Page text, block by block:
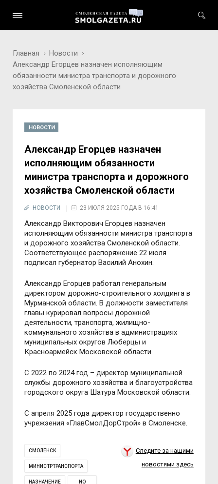
Главная
Новости
Александр Егорцев назначен исполняющим
обязанности министра транспорта и дорожного
хозяйства Смоленской области
НОВОСТИ
Александр Егорцев назначен
исполняющим обязанности
министра транспорта и дорожного
хозяйства Смоленской области
НОВОСТИ 23 ИЮЛЯ 2025 ГОДА В 16:41
Александр Викторович Егорцев назначен
исполняющим обязанности министра транспорта
и дорожного хозяйства Смоленской области.
Соответствующее распоряжение 22 июля
подписал губернатор Василий Анохин.
Александр Егорцев работал генеральным
директором дорожно-строительного холдинга в
Мурманской области. В должности заместителя
главы курировал вопросы дорожной
деятельности, транспорта, жилищно-
коммунального хозяйства в администрациях
муниципальных округов Люберцы и
Красноармейск Московской области.
С 2022 по 2024 год – директор муниципальной
службы дорожного хозяйства и благоустройства
городского округа Шатура Московской области.
С апреля 2025 года директор государственно
учрежэения «ГлавСмолДорСтрой» в Смоленске.
СМОЛЕНСК
МИНИСТРТРАНСПОРТА
НАЗНАЧЕНИЕ ИО
Следите за нашими
новостями здесь